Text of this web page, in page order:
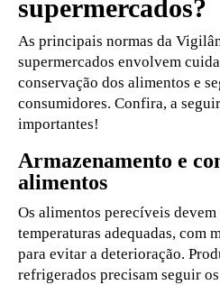
supermercados?
As principais normas da
supermercados envolvem
conservação dos alimentos e
consumidores. Confira, a
importantes!
Armazenamento e
alimentos
Os alimentos perecíveis
temperaturas adequadas, com
para evitar a deterioração.
refrigerados precisam seguir